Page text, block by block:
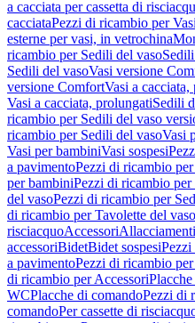
a cacciata per cassetta di
cacciataPezzi di ricambio per
esterne per vasi, in vetrochina
ricambio per Sedili del vaso
Sedili del vasoVasi versione
versione ComfortVasi a cacciata,
Vasi a cacciata, prolungatiSedili
ricambio per Sedili del vaso
ricambio per Sedili del vasoVasi
Vasi per bambiniVasi sospesi
a pavimentoPezzi di ricambio
per bambiniPezzi di ricambio
del vasoPezzi di ricambio per
di ricambio per Tavolette del vaso
risciacquoAccessoriAllacciamenti
accessoriBidetBidet sospesiPezzi
a pavimentoPezzi di ricambio
di ricambio per Accessori
WCPlacche di comandoPezzi di
comandoPer cassette di